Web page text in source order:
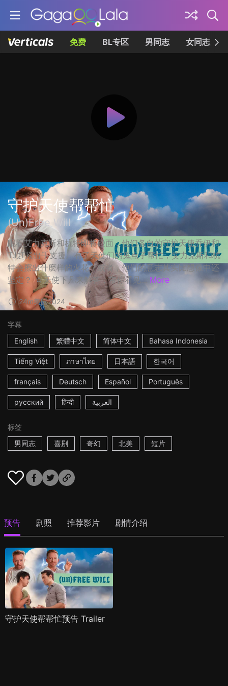
免费 BL专区 男同志 女同志
守护天使帮帮忙
(Un)Free Will
眼看艾力克斯和杭特即将碰面，他们各自的守护天使乔伊和
TJ赶紧出手支援。有了天使们的鬼点子帮忙，艾力克斯和杭
特会擦出什麽样的火花？或者，他们的意志其实比想像中还
坚定？ ☆天使下凡来解答，带你看见... More
24m美国2024
字幕
English
繁體中文 简体中文 Bahasa Indonesia
Tiếng Việt ภาษาไทย 日本語 한국어
français Deutsch Español Português
русский हिन्दी العربية
标签
男同志
喜剧 奇幻 北美 短片
预告 剧照 推荐影片 剧情介绍
守护天使帮帮忙预告 Trailer